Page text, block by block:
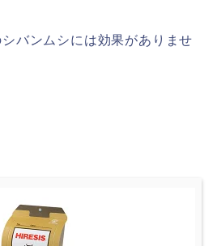
バンムシには効果がありませ